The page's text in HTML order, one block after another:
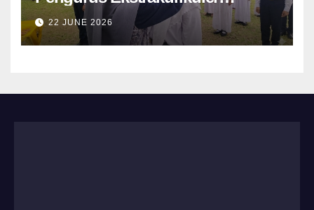
Paskibra MTs Negeri 39 Jakarta
Utara Tahun 2026 Berlangsung
Khidmat di Bumi Perkemahan
22 JUNE 2026